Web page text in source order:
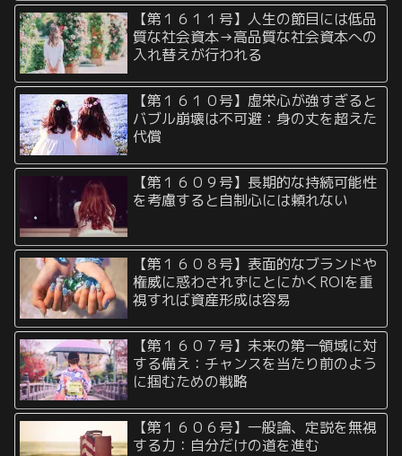
【第１６１１号】人生の節目には低品
質な社会資本→高品質な社会資本への
入れ替えが行われる
【第１６１０号】虚栄心が強すぎると
バブル崩壊は不可避：身の丈を超えた
代償
【第１６０９号】長期的な持続可能性
を考慮すると自制心には頼れない
【第１６０８号】表面的なブランドや
権威に惑わされずにとにかくROIを重
視すれば資産形成は容易
【第１６０７号】未来の第一領域に対
する備え：チャンスを当たり前のよう
に掴むための戦略
【第１６０６号】一般論、定説を無視
する力：自分だけの道を進む